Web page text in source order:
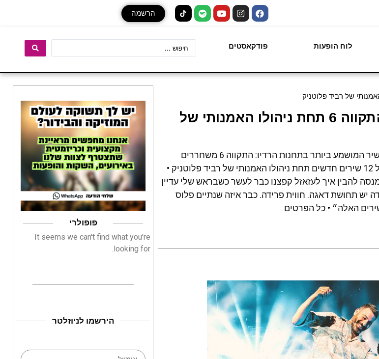
הרשמה
לוח הופעות פודקאסטים
״ויהי אור״: אלבום חדש ללהקת התקווה 6 תחת ניהולו האמנותי של
אלבום חדש ללהקת השנה התקווה 6, וזוכת פרס אקו"ם בשיר המושמע ביותר בתחנות הרדיו: התקווה 6 משחררים
הבוקר (ד׳) את אלבומם החדש ועשירי – ״ויהי אור" שכולל 12 שירים חדשים תחת ניהולו האמנותי של רביד פלוטניק •
להבין איך לעזאזל קפצנו כבר לעשר כשבראש שלי עדיין
יש תחושת דאגה. חווית פרידה. כבר איזה שנתיים פלוס
האלה״ • כל הפרטים
פופולרי
It seems we can't find what you're
looking for.
הירשמו לניוזלטר